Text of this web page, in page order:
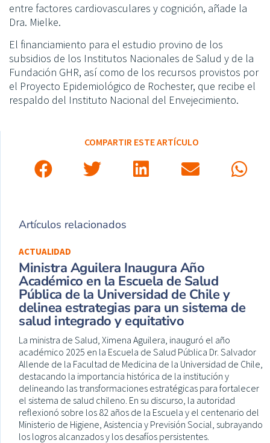
entre factores cardiovasculares y cognición, añade la
Dra. Mielke.
El financiamiento para el estudio provino de los
subsidios de los Institutos Nacionales de Salud y de la
Fundación GHR, así como de los recursos provistos por
el Proyecto Epidemiológico de Rochester, que recibe el
respaldo del Instituto Nacional del Envejecimiento.
COMPARTIR ESTE ARTÍCULO
Artículos relacionados
ACTUALIDAD
Ministra Aguilera Inaugura Año
Académico en la Escuela de Salud
Pública de la Universidad de Chile y
delinea estrategias para un sistema de
salud integrado y equitativo
La ministra de Salud, Ximena Aguilera, inauguró el año
académico 2025 en la Escuela de Salud Pública Dr. Salvador
Allende de la Facultad de Medicina de la Universidad de Chile,
destacando la importancia histórica de la institución y
delineando las transformaciones estratégicas para fortalecer
el sistema de salud chileno. En su discurso, la autoridad
reflexionó sobre los 82 años de la Escuela y el centenario del
Ministerio de Higiene, Asistencia y Previsión Social, subrayando
los logros alcanzados y los desafíos persistentes.